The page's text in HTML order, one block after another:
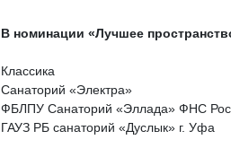
В номинации «Лучшее
Классика
Санаторий «Электра»
ФБЛПУ Санаторий «Эллада» ФНС
ГАУЗ РБ санаторий «Дуслык» г. Уфа